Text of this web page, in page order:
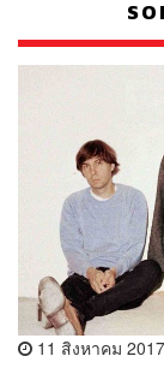
11 สิงหาคม 2017